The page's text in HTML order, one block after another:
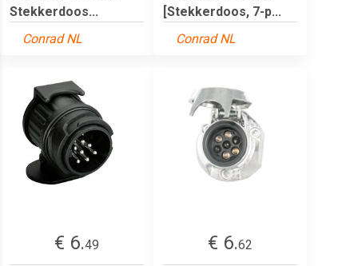
Stekkerdoos...
Conrad NL
[Stekkerdoos, 7-p...
Conrad NL
€ 6.49
€ 6.62